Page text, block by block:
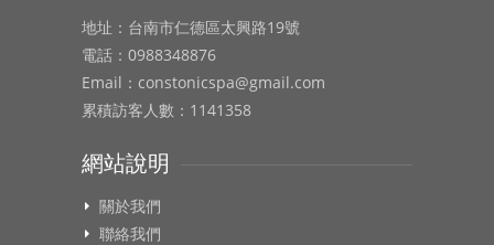
地址：台南市仁德區太興路19號
電話：0988348876
Email：constonicspa@gmail.com
累積訪客人數：1141358
網站說明
關於我們
聯絡我們